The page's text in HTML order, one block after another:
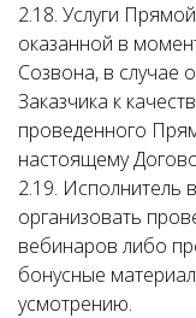
2.18. Услуги
оказанной в
Созвона, в случае
Заказчика к
проведенного
настоящему
2.19. Исполнитель
организовать
вебинаров либо
бонусные
усмотрению.